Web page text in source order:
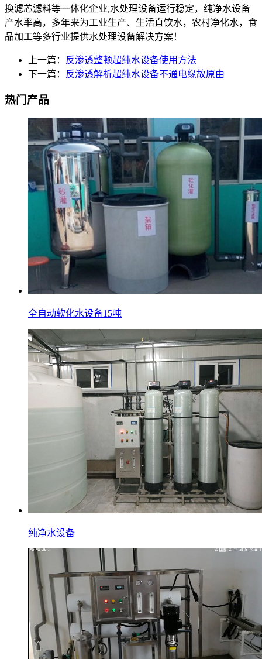
换滤芯滤料等一体化企业,水处理设备运行稳定，纯净水设备
产水率高，多年来为工业生产、生活直饮水，农村净化水，食
品加工等多行业提供水处理设备解决方案！
上一篇：
反渗透整顿超纯水设备使用方法
下一篇：
反渗透解析超纯水设备不通电缘故原由
热门产品
全自动软化水设备15吨
纯净水设备